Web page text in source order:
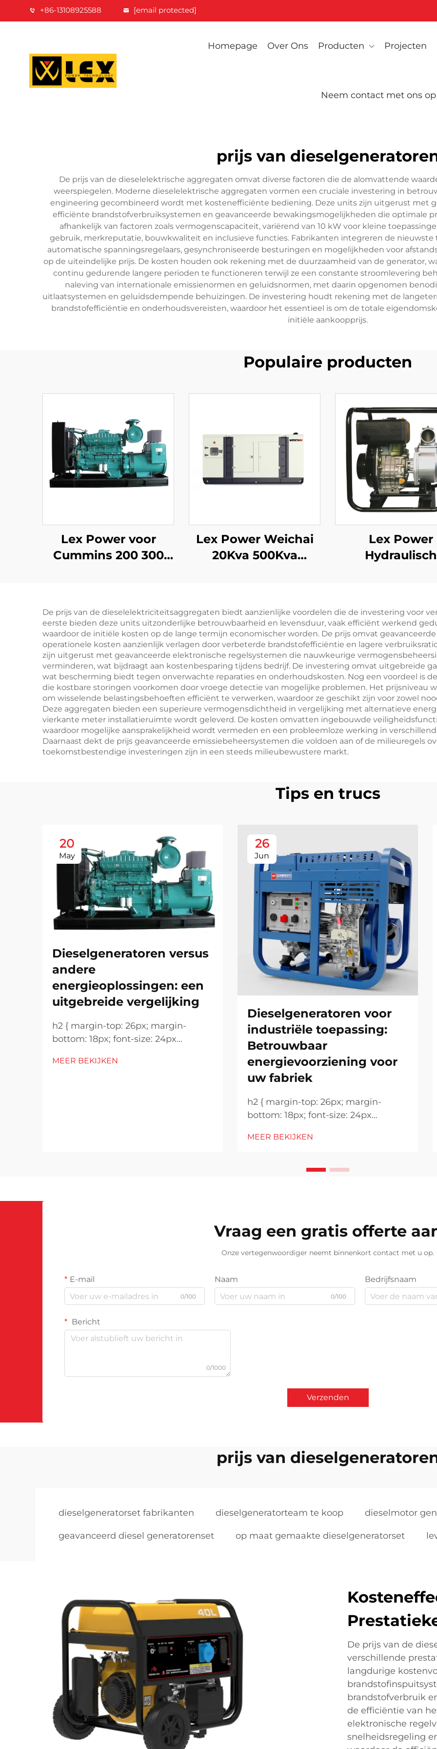
+86-13108925588 [email protected]
Homepage Over Ons Producten Projecten
Neem contact met ons op
prijs van
De prijs van de dieselelektrische aggregaten omvat diverse factoren die de alomvattende
weerspiegelen. Moderne dieselelektrische aggregaten vormen een cruciale investering in
engineering gecombineerd wordt met kostenefficiënte bediening. Deze units zijn uitgerust met
efficiënte brandstofverbruiksystemen en geavanceerde bewakingsmogelijkheden die optimale
afhankelijk van factoren zoals vermogenscapaciteit, variërend van 10 kW voor kleine
gebruik, merkreputatie, bouwkwaliteit en inclusieve functies. Fabrikanten integreren de
automatische spanningsregelaars, gesynchroniseerde besturingen en mogelijkheden voor
op de uiteindelijke prijs. De kosten houden ook rekening met de duurzaamheid van de generator,
continu gedurende langere perioden te functioneren terwijl ze een constante stroomlevering
naleving van internationale emissienormen en geluidsnormen, met daarin opgenomen
uitlaatsystemen en geluidsdempende behuizingen. De investering houdt rekening met de
brandstofefficiëntie en onderhoudsvereisten, waardoor het essentieel is om de totale
initiële aankoopprijs.
Populaire producten
Lex Power voor
Cummins 200 300
Lex Power Weichai
20Kva 500Kva
Factory Prijs
Lex Power
Hydraulisch
Prijslijst
De prijs van de dieselelektriciteitsaggregaten biedt aanzienlijke voordelen die de investering voor
eerste bieden deze units uitzonderlijke betrouwbaarheid en levensduur, vaak efficiënt werkend
waardoor de initiële kosten op de lange termijn economischer worden. De prijs omvat
operationele kosten aanzienlijk verlagen door verbeterde brandstofefficiëntie en lagere
zijn uitgerust met geavanceerde elektronische regelsystemen die nauwkeurige
verminderen, wat bijdraagt aan kostenbesparing tijdens bedrijf. De investering omvat uitgebreide
wat bescherming biedt tegen onverwachte reparaties en onderhoudskosten. Nog een voordeel is
die kostbare storingen voorkomen door vroege detectie van mogelijke problemen. Het prijsniveau
om wisselende belastingsbehoeften efficiënt te verwerken, waardoor ze geschikt zijn voor zowel
Deze aggregaten bieden een superieure vermogensdichtheid in vergelijking met alternatieve
vierkante meter installatieruimte wordt geleverd. De kosten omvatten ingebouwde
waardoor mogelijke aansprakelijkheid wordt vermeden en een probleemloze werking in
Daarnaast dekt de prijs geavanceerde emissiebeheersystemen die voldoen aan of de milieuregels
toekomstbestendige investeringen zijn in een steeds milieubewustere markt.
Tips en trucs
20
May
Dieselgeneratoren versus
andere
energieoplossingen: een
uitgebreide vergelijking
h2 { margin-top: 26px; margin-
bottom: 18px; font-size: 24px
height: normal; } h3 { margin-top:
MEER BEKIJKEN
26
Jun
Dieselgeneratoren voor
industriële toepassing:
Betrouwbaar
energievoorziening voor
uw fabriek
h2 { margin-top: 26px; margin-
bottom: 18px; font-size: 24px
height: normal; } h3 { margin-top:
size: 20px !important; font-weight:
MEER BEKIJKEN
Vraag een gratis offerte
Onze vertegenwoordiger neemt binnenkort contact met u op.
E-mail
0/100
Naam
0/100
Bedrijfsnaam
Bericht
0/1000
Verzenden
prijs van
dieselgeneratorset fabrikanten dieselgeneratorteam te koop dieselmotor
geavanceerd diesel generatorenset op maat gemaakte dieselgeneratorset
De prijs van de
verschillende
langdurige
brandstofverbruik
de efficiëntie van
elektronische
snelheidsregeling